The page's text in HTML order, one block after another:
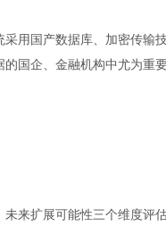
用国产数据库、加密传
国企、金融机构中尤为重
来扩展可能性三个维度